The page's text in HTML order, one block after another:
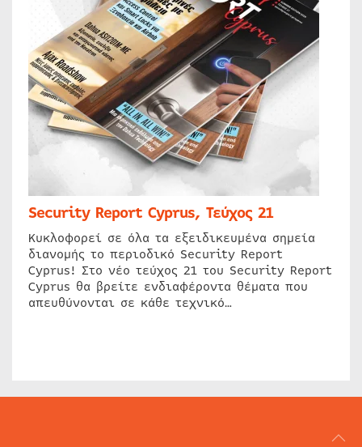
Security Report Cyprus, Τεύχος 21
Κυκλοφορεί σε όλα τα εξειδικευμένα σημεία
διανομής το περιοδικό Security Report
Cyprus! Στο νέο τεύχος 21 του Security Report
Cyprus θα βρείτε ενδιαφέροντα θέματα που
απευθύνονται σε κάθε τεχνικό…